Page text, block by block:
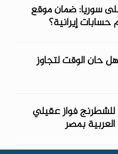
سوريا: ضمان موقع
إيرانية؟
حان الوقت لتجاوز
فواز عقيلي
بمصر